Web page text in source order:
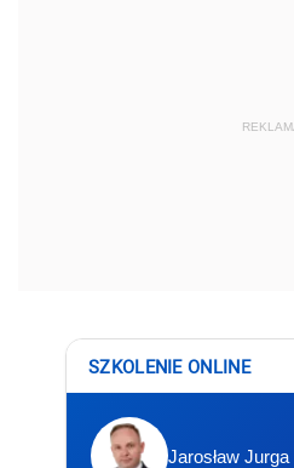
SZKOLENIE ONLINE
Jarosław Jurga